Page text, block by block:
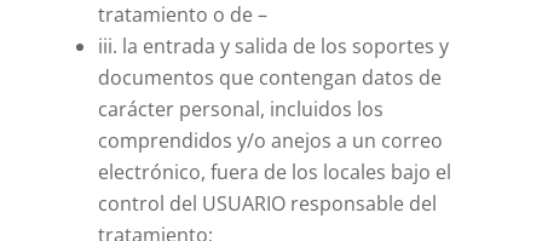
tratamiento o de –
iii. la entrada y salida de los soportes y
documentos que contengan datos de
carácter personal, incluidos los
comprendidos y/o anejos a un correo
electrónico, fuera de los locales bajo el
control del USUARIO responsable del
tratamiento;